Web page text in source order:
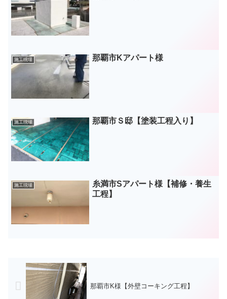
施工現場 那覇市Kアパート様
施工現場 那覇市Ｓ邸【塗装工程入り】
施工現場
糸満市Sアパート様【補修・養生
工程】
那覇市K様【外壁コーキング工程】